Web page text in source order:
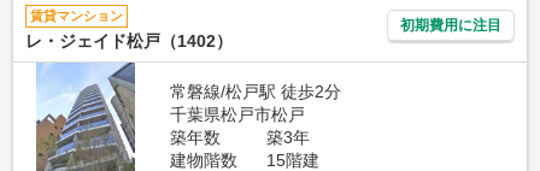
賃貸マンション
レ・ジェイド松戸（1402）
初期費用に注目
常磐線/松戸駅 徒歩2分
千葉県松戸市松戸
築年数
築3年
建物階数
15階建